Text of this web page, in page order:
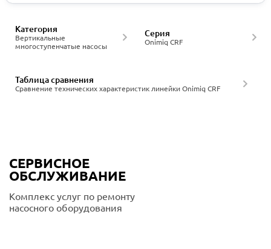
Вертикальные
многоступенчатые насосы
Категория
Onimiq CRF
Серия
Сравнение технических характеристик линейки Onimiq CRF
Таблица сравнения
СЕРВИСНОЕ
ОБСЛУЖИВАНИЕ
Комплекс услуг по ремонту
насосного оборудования